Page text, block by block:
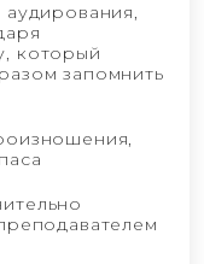
который
запомнить